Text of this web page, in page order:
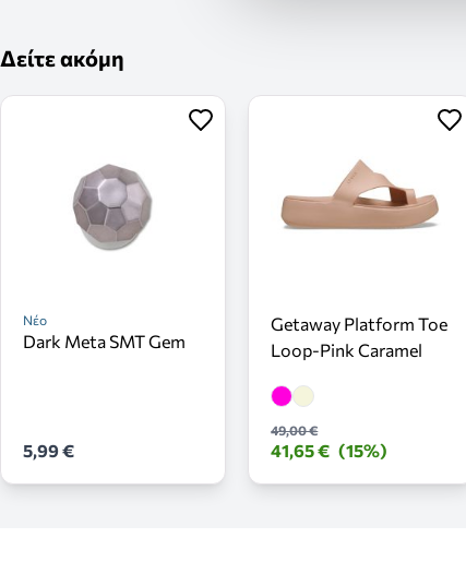
Δείτε ακόμη
Νέο
Dark Meta SMT Gem
5,99 €
Getaway Platform Toe
Loop-Pink Caramel
49,00 €
41,65 € (15%)